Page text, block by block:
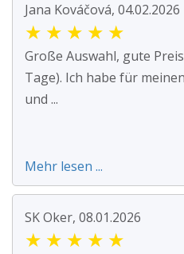
Jana Kováčová, 04.02.2026
★ ★ ★ ★ ★
Große Auswahl, gute
Tage). Ich habe für
und ...
Mehr lesen ...
SK Oker, 08.01.2026
★ ★ ★ ★ ★